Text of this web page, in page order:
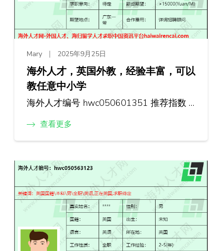
Mary 2025年9月25日
海外人才，英国外教，经验丰富，可以
教任意中小学
海外人才编号 hwc050601351 推荐指数 …
查看更多